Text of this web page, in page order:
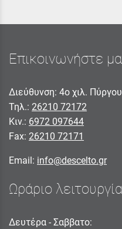
Επικοινωνήστε
Διεύθυνση: 4ο χιλ.
Τηλ.: 26210 72172
Κιν.: 6972 097644
Fax: 26210 72171
Email: info@descelto.gr
Ωράριο
Δευτέρα - Σαββατο: